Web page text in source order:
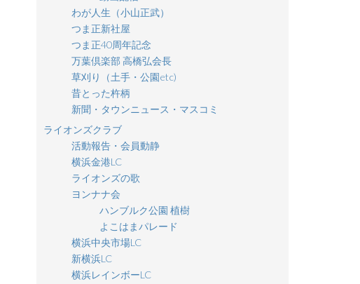
わが人生（小山正武）
つま正新社屋
つま正40周年記念
万葉倶楽部 高橋弘会長
草刈り（土手・公園etc)
昔とった杵柄
新聞・タウンニュース・マスコミ
ライオンズクラブ
活動報告・会員動静
横浜金港LC
ライオンズの歌
ヨンナナ会
ハンブルク公園 植樹
よこはまパレード
横浜中央市場LC
新横浜LC
横浜レインボーLC